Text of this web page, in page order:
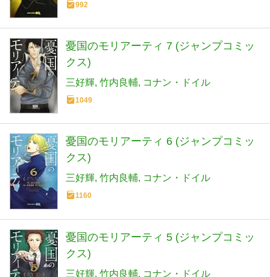
992
憂国のモリアーティ 7 (ジャンプコミッ
クス)
三好輝 竹内良輔 コナン・ドイル
1049
憂国のモリアーティ 6 (ジャンプコミッ
クス)
三好輝 竹内良輔 コナン・ドイル
1160
憂国のモリアーティ 5 (ジャンプコミッ
クス)
三好輝 竹内良輔 コナン・ドイル